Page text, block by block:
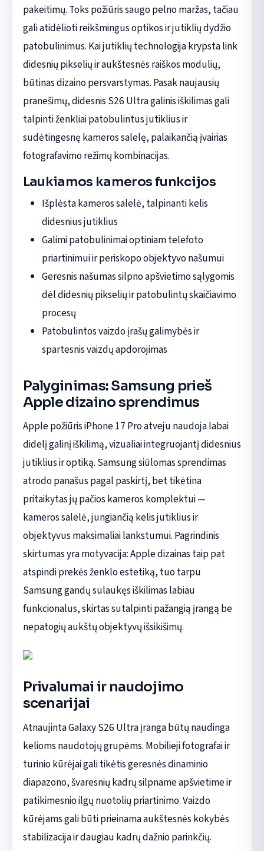
pakeitimų. Toks požiūris saugo pelno maržas, tačiau
gali atidėlioti reikšmingus optikos ir jutiklių dydžio
patobulinimus. Kai jutiklių technologija krypsta link
didesnių pikselių ir aukštesnės raiškos modulių,
būtinas dizaino persvarstymas. Pasak naujausių
pranešimų, didesnis S26 Ultra galinis iškilimas gali
talpinti ženkliai patobulintus jutiklius ir
sudėtingesnę kameros salelę, palaikančią įvairias
fotografavimo režimų kombinacijas.
Laukiamos kameros funkcijos
Išplėsta kameros salelė, talpinanti kelis
didesnius jutiklius
Galimi patobulinimai optiniam telefoto
priartinimui ir periskopo objektyvo našumui
Geresnis našumas silpno apšvietimo sąlygomis
dėl didesnių pikselių ir patobulintų skaičiavimo
procesų
Patobulintos vaizdo įrašų galimybės ir
spartesnis vaizdų apdorojimas
Palyginimas: Samsung prieš
Apple dizaino sprendimus
Apple požiūris iPhone 17 Pro atveju naudoja labai
didelį galinį iškilimą, vizualiai integruojantį didesnius
jutiklius ir optiką. Samsung siūlomas sprendimas
atrodo panašus pagal paskirtį, bet tikėtina
pritaikytas jų pačios kameros komplektui —
kameros salelė, jungiančią kelis jutiklius ir
objektyvus maksimaliai lankstumui. Pagrindinis
skirtumas yra motyvacija: Apple dizainas taip pat
atspindi prekės ženklo estetiką, tuo tarpu
Samsung gandų sulaukęs iškilimas labiau
funkcionalus, skirtas sutalpinti pažangią įrangą be
nepatogių aukštų objektyvų išsikišimų.
Privalumai ir naudojimo
scenarijai
Atnaujinta Galaxy S26 Ultra įranga būtų naudinga
kelioms naudotojų grupėms. Mobilieji fotografai ir
turinio kūrėjai gali tikėtis geresnės dinaminio
diapazono, švaresnių kadrų silpname apšvietime ir
patikimesnio ilgų nuotolių priartinimo. Vaizdo
kūrėjams gali būti prieinama aukštesnės kokybės
stabilizacija ir daugiau kadrų dažnio parinkčių.